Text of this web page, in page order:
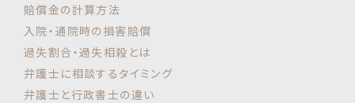
賠償金の計算方法
入院・通院時の損害賠償
過失割合・過失相殺とは
弁護士に相談するタイミング
弁護士と行政書士の違い